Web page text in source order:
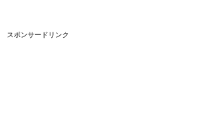
スポンサードリンク